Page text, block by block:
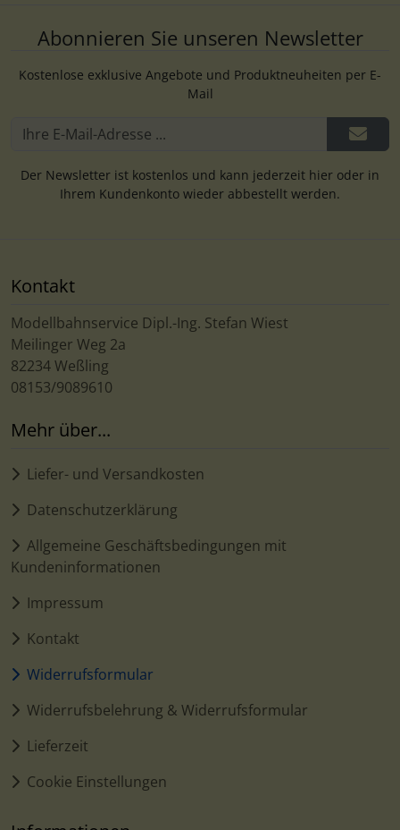
Abonnieren Sie unseren Newsletter
Kostenlose exklusive Angebote und Produktneuheiten per E-
Mail
Der Newsletter ist kostenlos und kann jederzeit hier oder in
Ihrem Kundenkonto wieder abbestellt werden.
Kontakt
Modellbahnservice Dipl.-Ing. Stefan Wiest
Meilinger Weg 2a
82234 Weßling
08153/9089610
Mehr über...
Liefer- und Versandkosten
Datenschutzerklärung
Allgemeine Geschäftsbedingungen mit
Kundeninformationen
Impressum
Kontakt
Widerrufsformular
Widerrufsbelehrung & Widerrufsformular
Lieferzeit
Cookie Einstellungen